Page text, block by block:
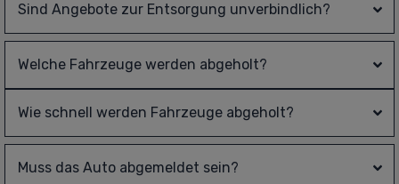
Sind Angebote zur Entsorgung unverbindlich?
Welche Fahrzeuge werden abgeholt?
Wie schnell werden Fahrzeuge abgeholt?
Muss das Auto abgemeldet sein?